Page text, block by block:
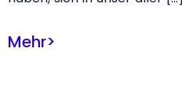
Mehr>